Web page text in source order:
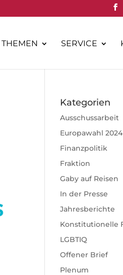
THEMEN SERVICE
Kategorien
Ausschussarbeit
Europawahl 2024
Finanzpolitik
Fraktion
Gaby auf Reisen
In der Presse
Jahresberichte
Konstitutionelle
LGBTIQ
Offener Brief
Plenum